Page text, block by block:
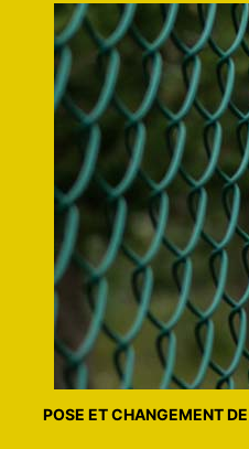
POSE ET CHANGEMENT